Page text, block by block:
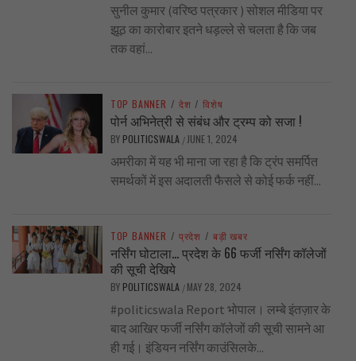
सुनील कुमार (वरिष्ठ पत्रकार ) सोशल मीडिया पर
झूठ का कारोबार इतने धड़ल्ले से चलता है कि जब
तक वहां...
TOP BANNER / देश / विशेष
पोर्न अभिनेत्री से संबंध और ट्रम्प को सजा !
BY POLITICSWALA / JUNE 1, 2024
अमरीका में यह भी माना जा रहा है कि ट्रंप समर्पित
समर्थकों में इस अदालती फैसले से कोई फर्क नहीं...
TOP BANNER / प्रदेश / बड़ी खबर
नर्सिंग घोटाला… प्रदेश के 66 फर्जी नर्सिंग कॉलेजों
की सूची देखिये
BY POLITICSWALA / MAY 28, 2024
#politicswala Report भोपाल। लम्बे इंतज़ार के
बाद आखिर फर्जी नर्सिंग कॉलेजों की सूची सामने आ
ही गई। इंडियन नर्सिंग काउंसिलके...